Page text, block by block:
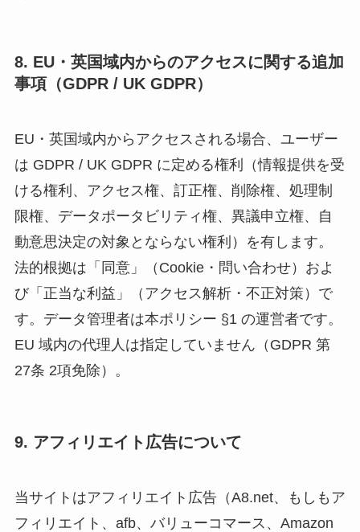
8. EU・英国域内からのアクセスに関する追加
事項（GDPR / UK GDPR）
EU・英国域内からアクセスされる場合、ユーザー
は GDPR / UK GDPR に定める権利（情報提供を受
ける権利、アクセス権、訂正権、削除権、処理制
限権、データポータビリティ権、異議申立権、自
動意思決定の対象とならない権利）を有します。
法的根拠は「同意」（Cookie・問い合わせ）およ
び「正当な利益」（アクセス解析・不正対策）で
す。データ管理者は本ポリシー §1 の運営者です。
EU 域内の代理人は指定していません（GDPR 第
27条 2項免除）。
9. アフィリエイト広告について
当サイトはアフィリエイト広告（A8.net、もしもア
フィリエイト、afb、バリューコマース、Amazon